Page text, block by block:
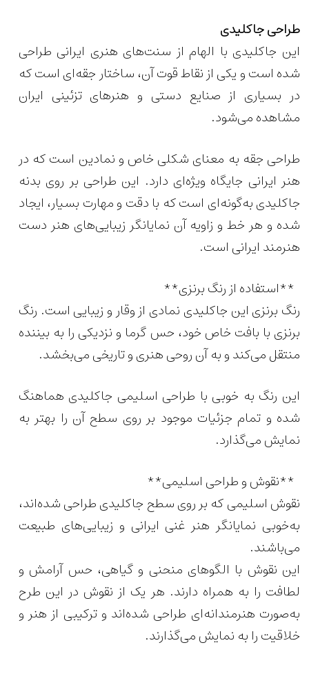
طراحی جاکلیدی
این جاکلیدی با الهام از سنت‌های هنری ایرانی طراحی
شده است و یکی از نقاط قوت آن، ساختار جقه‌ای است که
در بسیاری از صنایع دستی و هنرهای تزئینی ایران
مشاهده می‌شود.
طراحی جقه به معنای شکلی خاص و نمادین است که در
هنر ایرانی جایگاه ویژه‌ای دارد. این طراحی بر روی بدنه
جاکلیدی به‌گونه‌ای است که با دقت و مهارت بسیار، ایجاد
شده و هر خط و زاویه آن نمایانگر زیبایی‌های هنر دست
هنرمند ایرانی است.
**استفاده از رنگ برنزی**
رنگ برنزی این جاکلیدی نمادی از وقار و زیبایی است. رنگ
برنزی با بافت خاص خود، حس گرما و نزدیکی را به بیننده
منتقل می‌کند و به آن روحی هنری و تاریخی می‌بخشد.
این رنگ به خوبی با طراحی اسلیمی جاکلیدی هماهنگ
شده و تمام جزئیات موجود بر روی سطح آن را بهتر به
نمایش می‌گذارد.
**نقوش و طراحی اسلیمی**
نقوش اسلیمی که بر روی سطح جاکلیدی طراحی شده‌اند،
به‌خوبی نمایانگر هنر غنی ایرانی و زیبایی‌های طبیعت
می‌باشند.
این نقوش با الگوهای منحنی و گیاهی، حس آرامش و
لطافت را به همراه دارند. هر یک از نقوش در این طرح
به‌صورت هنرمندانه‌ای طراحی شده‌اند و ترکیبی از هنر و
خلاقیت را به نمایش می‌گذارند.